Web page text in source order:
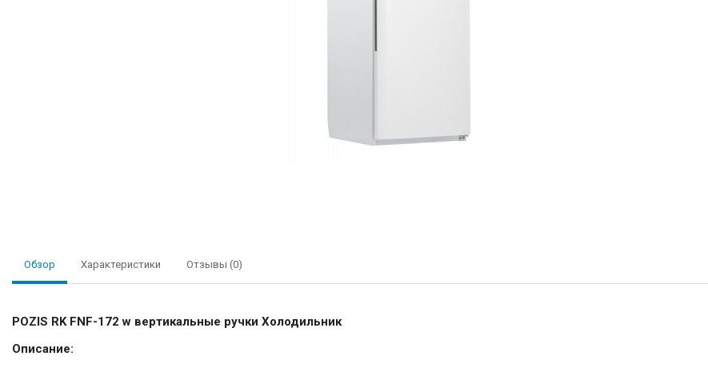
Обзор Характеристики Отзывы (0)
POZIS RK FNF-172 w вертикальные ручки Холодильник
Описание: